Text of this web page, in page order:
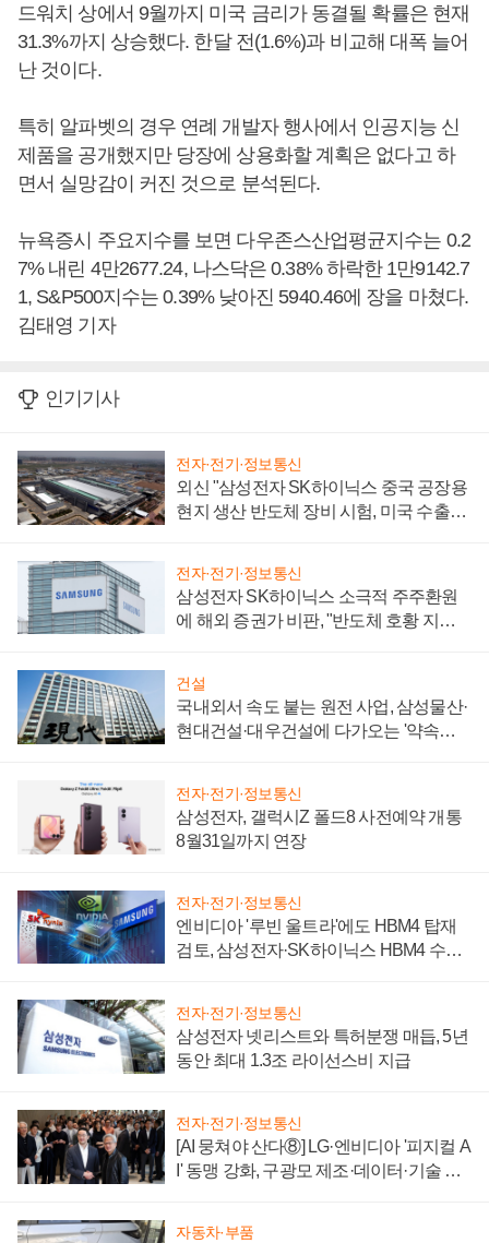
드워치 상에서 9월까지 미국 금리가 동결될 확률은 현재
31.3%까지 상승했다. 한달 전(1.6%)과 비교해 대폭 늘어
난 것이다.
특히 알파벳의 경우 연례 개발자 행사에서 인공지능 신
제품을 공개했지만 당장에 상용화할 계획은 없다고 하
면서 실망감이 커진 것으로 분석된다.
뉴욕증시 주요지수를 보면 다우존스산업평균지수는 0.2
7% 내린 4만2677.24, 나스닥은 0.38% 하락한 1만9142.7
1, S&P500지수는 0.39% 낮아진 5940.46에 장을 마쳤다.
김태영 기자
인기기사
전자·전기·정보통신
외신 "삼성전자 SK하이닉스 중국 공장용
현지 생산 반도체 장비 시험, 미국 수출통
전자·전기·정보통신
삼성전자 SK하이닉스 소극적 주주환원
에 해외 증권가 비판, "반도체 호황 지속
건설
국내외서 속도 붙는 원전 사업, 삼성물산·
현대건설·대우건설에 다가오는 '약속의
전자·전기·정보통신
삼성전자, 갤럭시Z 폴드8 사전예약 개통
8월31일까지 연장
전자·전기·정보통신
엔비디아 '루빈 울트라'에도 HBM4 탑재
검토, 삼성전자·SK하이닉스 HBM4 수율
전자·전기·정보통신
삼성전자 넷리스트와 특허분쟁 매듭, 5년
동안 최대 1.3조 라이선스비 지급
전자·전기·정보통신
[AI 뭉쳐야 산다⑧] LG·엔비디아 '피지컬 A
I' 동맹 강화, 구광모 제조·데이터·기술 결
자동차·부품